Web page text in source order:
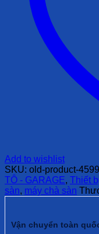
Add to wishlist
SKU: old-product-
TÔ - GARAGE, Thiết
sàn, máy chà sàn
Vận chuyển toàn